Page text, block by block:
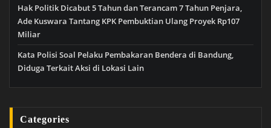
Hak Politik Dicabut 5 Tahun dan Terancam 7 Tahun Penjara,
Ade Kuswara Tantang KPK Pembuktian Ulang Proyek Rp107
Miliar
Kata Polisi Soal Pelaku Pembakaran Bendera di Bandung,
Diduga Terkait Aksi di Lokasi Lain
Categories